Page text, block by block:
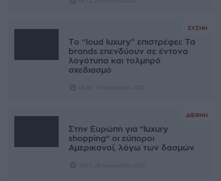
ΕΥΖΗΝ
Το “loud luxury” επιστρέφει: Τα
brands επενδύουν σε έντονα
λογότυπα και τολμηρό
σχεδιασμό
ΔΙΕΘΝΉ
Στην Ευρώπη για "luxury
shopping" οι εύποροι
Αμερικανοί, λόγω των δασμών